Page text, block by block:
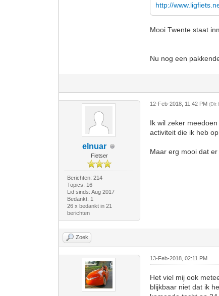
http://
Mooi Twente staat
Nu nog een
elnuar
Fietser
Berichten: 214
Topics: 16
Lid sinds: Aug 2017
Bedankt: 1
26 x bedankt in 21
berichten
12-Feb-2018, 11:42 PM(Dit
Ik wil zeker
activiteit die ik heb
Maar erg mooi dat
Zoek
13-Feb-2018, 02:11 PM
Het viel mij ook
blijkbaar niet dat ik